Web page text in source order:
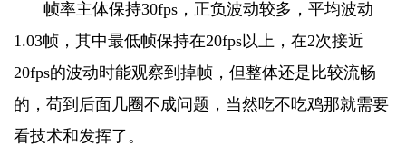
帧率主体保持30fps，正负波动较多，平均波动
1.03帧，其中最低帧保持在20fps以上，在2次接近
20fps的波动时能观察到掉帧，但整体还是比较流畅
的，苟到后面几圈不成问题，当然吃不吃鸡那就需要
看技术和发挥了。